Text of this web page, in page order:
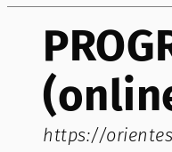
https://